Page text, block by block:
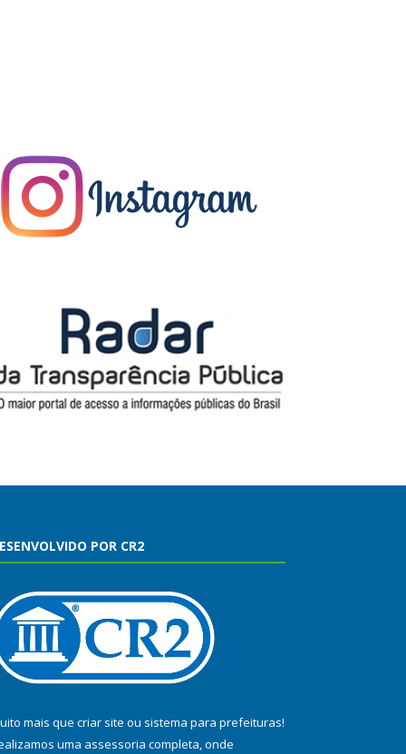
POR CR2
mais que criar site ou sistema para prefeituras!
uma assessoria completa, onde